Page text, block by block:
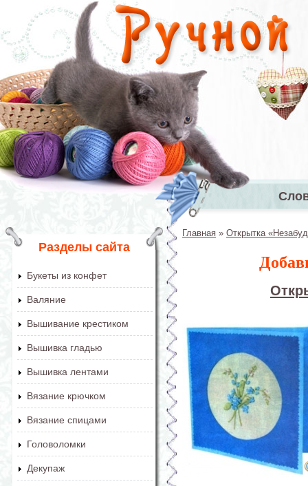
Перейти к основному содержанию
Главное
Разделы сайта
Букеты из конфет
Валяние
Вышивание крестиком
Вышивка гладью
Вышивка лентами
Вязание крючком
Вязание спицами
Головоломки
Декупаж
Главная » Открытка